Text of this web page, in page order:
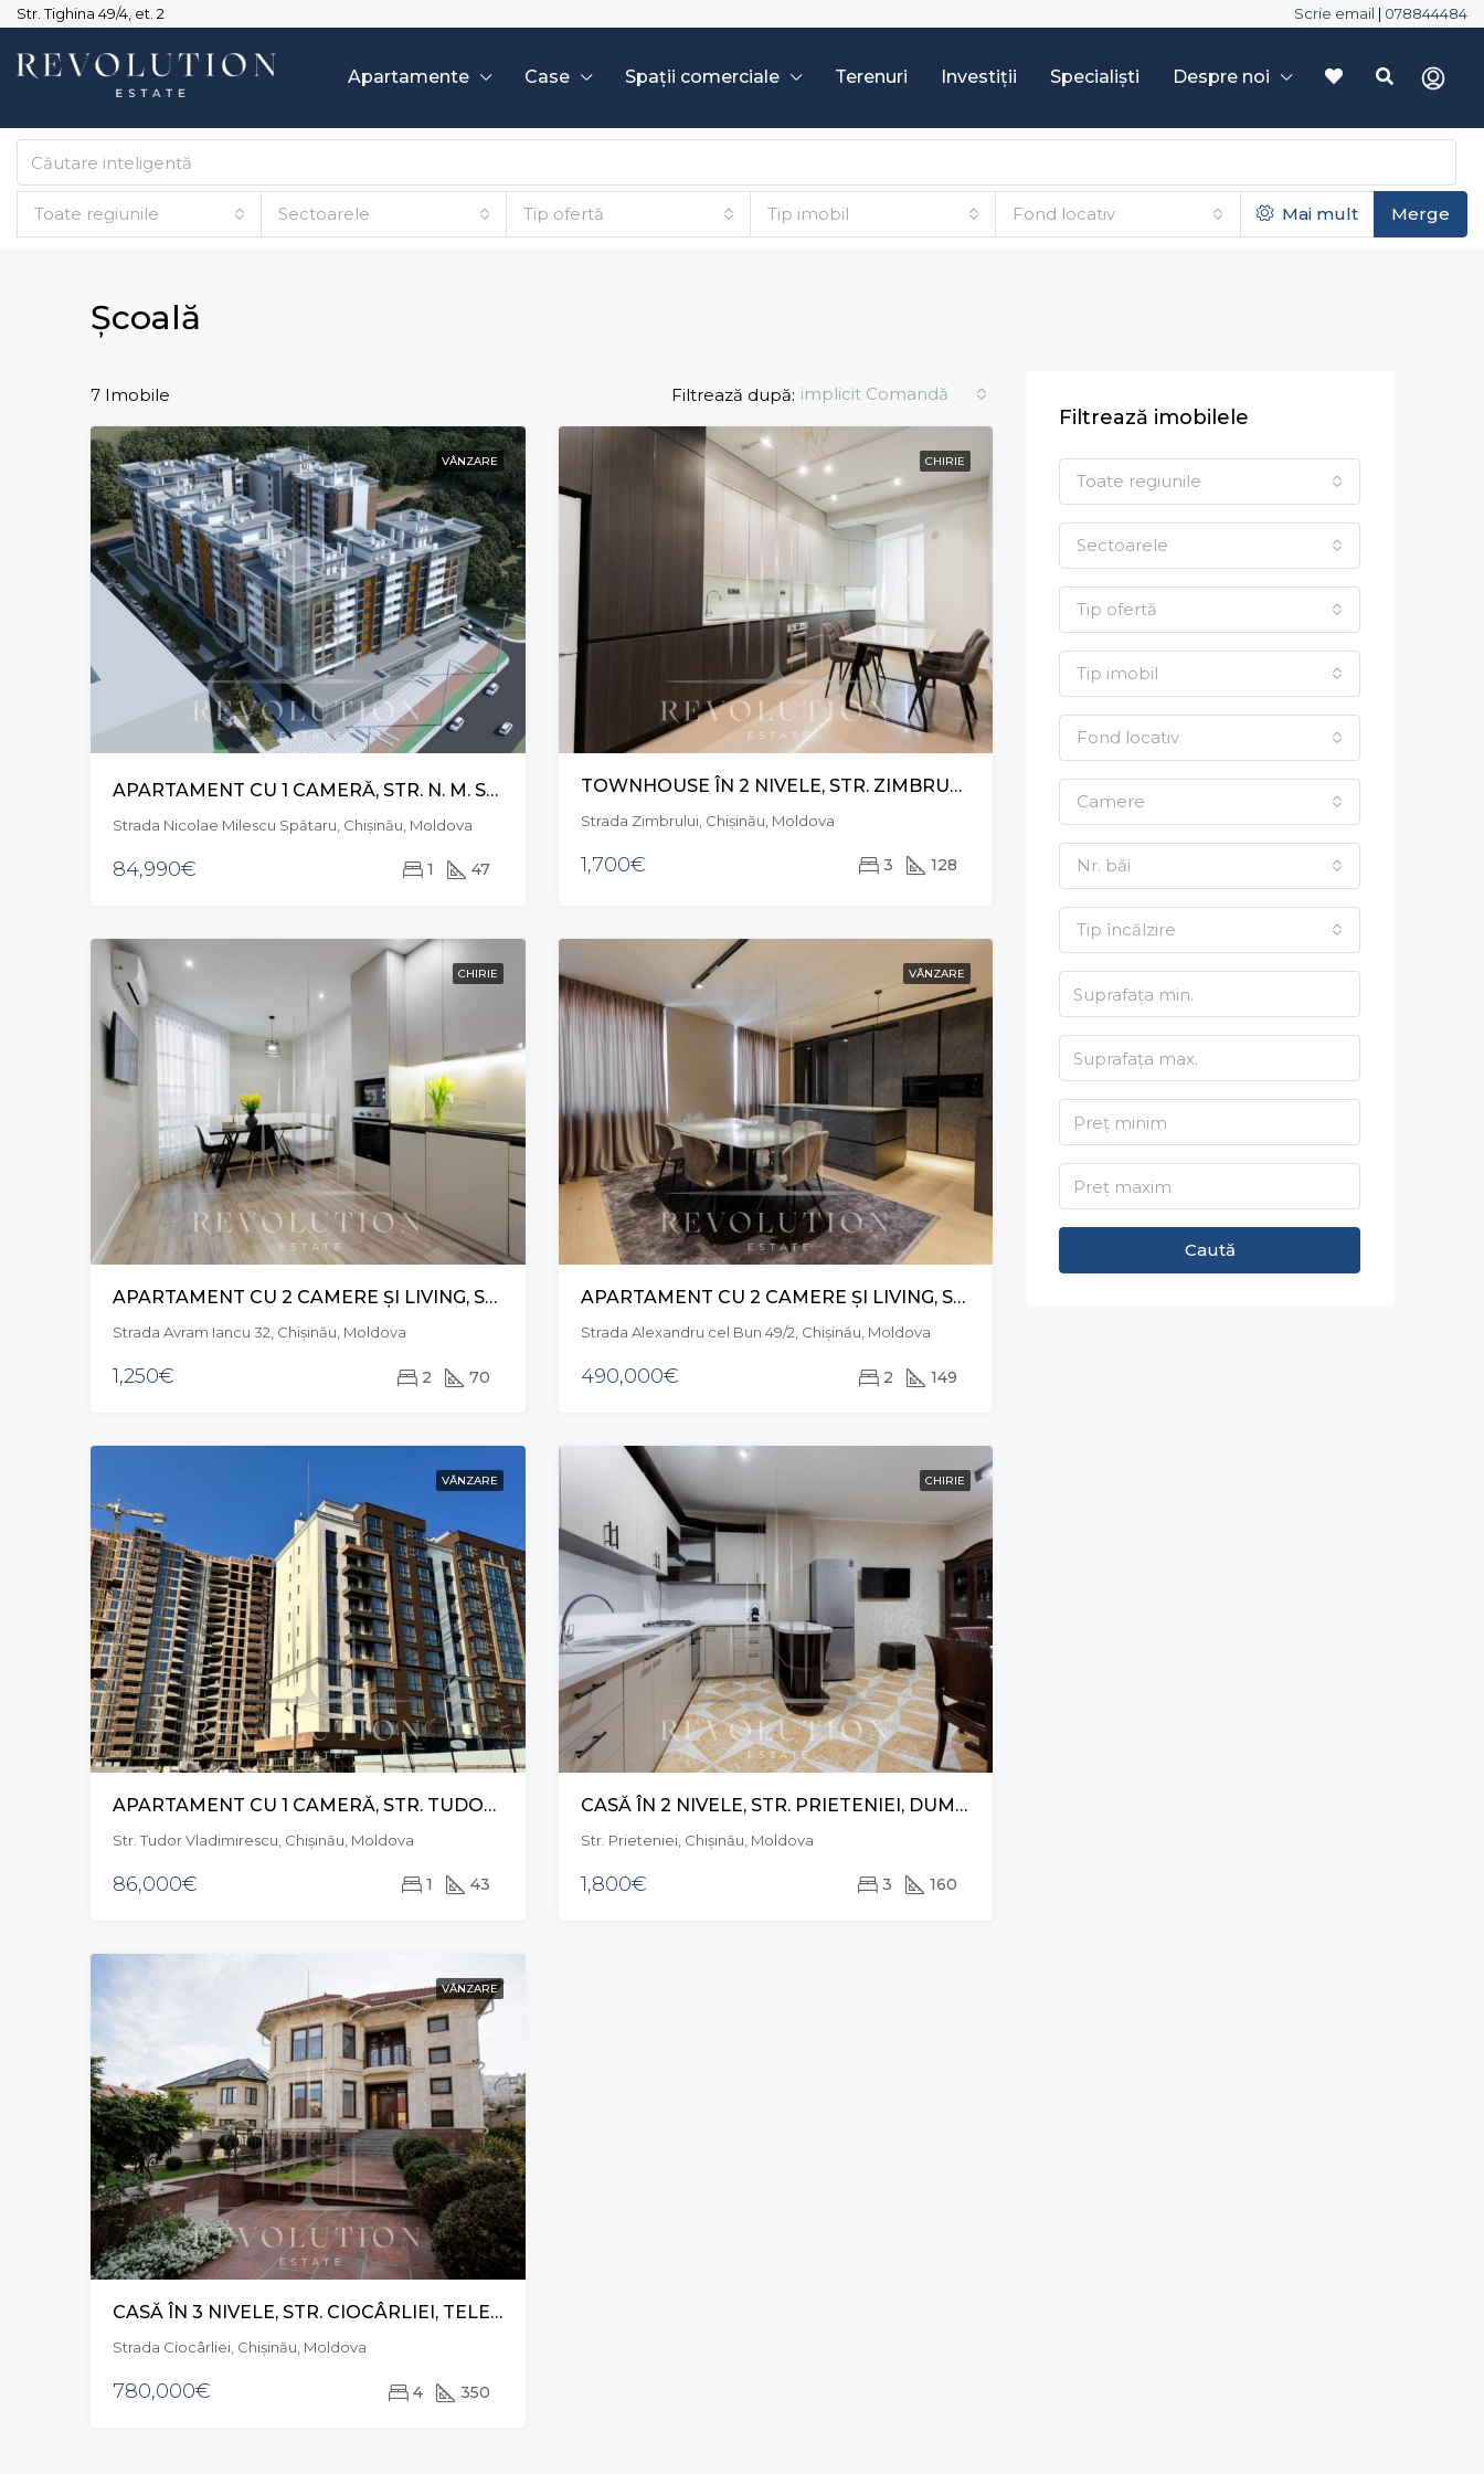
Str. Tighina 49/4, et. 2 Scrie email | 078844484
Apartamente Case Spații comerciale Terenuri Investiții Specialiști Despre noi
Toate regiunile Sectoarele Tip ofertă Tip imobil Fond locativ Mai mult Merge
Școală
7 Imobile Filtrează după: implicit Comandă
VÂNZARE
APARTAMENT CU 1 CAMERĂ, STR. N. M. SPĂTARU, CIOCANA
Strada Nicolae Milescu Spătaru, Chișinău, Moldova
84,990€ 1 47
CHIRIE
TOWNHOUSE ÎN 2 NIVELE, STR. ZIMBRULUI, RÂȘCANI
Strada Zimbrului, Chișinău, Moldova
1,700€ 3 128
CHIRIE
APARTAMENT CU 2 CAMERE ȘI LIVING, STR. AVRAM IANCU, CENTRU
Strada Avram Iancu 32, Chișinău, Moldova
1,250€ 2 70
VÂNZARE
APARTAMENT CU 2 CAMERE ȘI LIVING, STR. ALEXANDRU CEL BUN, CENTRU
Strada Alexandru cel Bun 49/2, Chișinău, Moldova
490,000€ 2 149
VÂNZARE
APARTAMENT CU 1 CAMERĂ, STR. TUDOR VLADIMIRESCU, RÂȘCANI
Str. Tudor Vladimirescu, Chișinău, Moldova
86,000€ 1 43
CHIRIE
CASĂ ÎN 2 NIVELE, STR. PRIETENIEI, DUMBRAVA
Str. Prieteniei, Chișinău, Moldova
1,800€ 3 160
VÂNZARE
CASĂ ÎN 3 NIVELE, STR. CIOCÂRLIEI, TELECENTRU
Strada Ciocârliei, Chișinău, Moldova
780,000€ 4 350
Filtrează imobilele
Toate regiunile
Sectoarele
Tip ofertă
Tip imobil
Fond locativ
Camere
Nr. băi
Tip încălzire
Caută